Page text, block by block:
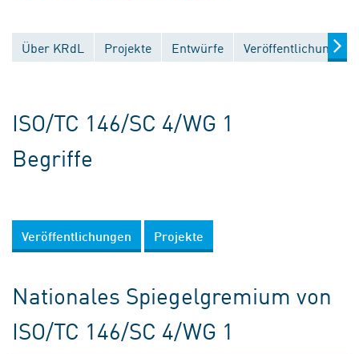
Über KRdL Projekte Entwürfe Veröffentlichungen
ISO/TC 146/SC 4/WG 1
Begriffe
Veröffentlichungen Projekte
Nationales Spiegelgremium von
ISO/TC 146/SC 4/WG 1